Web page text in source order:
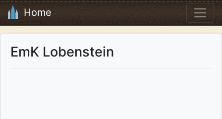
Home
EmK Lobenstein